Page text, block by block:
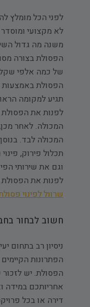
לפני הכל מומלץ
לא מקצועי ומוסדר
משנה מה גדול
הפסולת בצורה
של כמה אלפי
הפסולת באמצעות
תגיע למקומה
לפנות את הפסולת
המכולה. לאחר מכן,
המכולה לבד.
תכלול פירוק,
וגם את שירותי
לפנות את הפסולת
שרוול לפינוי פסולת.
חשוב לבחור
ניסיון רב בתחום
הפתרונות הקיימים
הפסולת. יש לזכור
אחריותכם במידה
דירה או בכל